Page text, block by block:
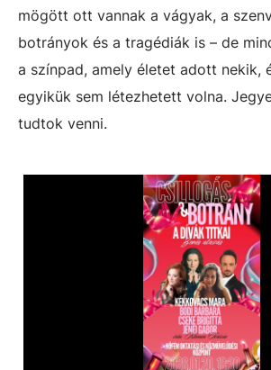
mögött ott vannak a vágyak, a
botrányok és a tragédiák is – de
a színpad, amely életet adott nekik,
egyikük sem létezhetett volna.
tudtok venni.